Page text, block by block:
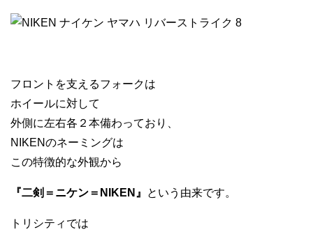
フロントを支えるフォークは
ホイールに対して
外側に左右各２本備わっており、
NIKENのネーミングは
この特徴的な外観から
『二剣＝ニケン＝NIKEN』 という由来です。
トリシティでは